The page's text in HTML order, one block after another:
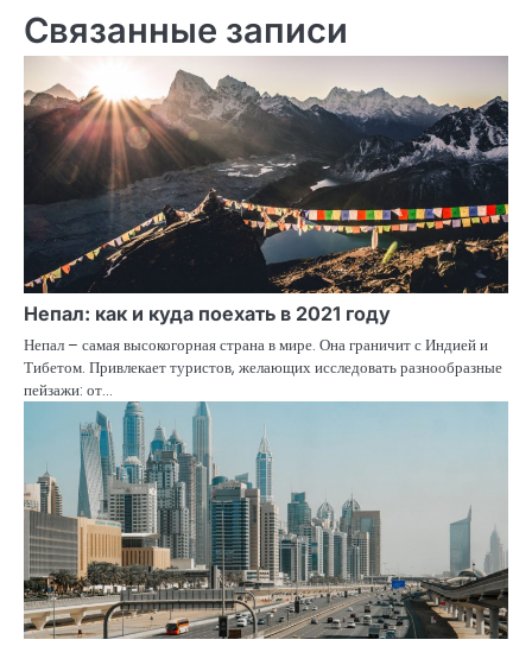
записям
Связанные записи
Непал: как и куда поехать в 2021 году
Непал – самая высокогорная страна в мире. Она граничит с Индией и
Тибетом. Привлекает туристов, желающих исследовать разнообразные
пейзажи: от…